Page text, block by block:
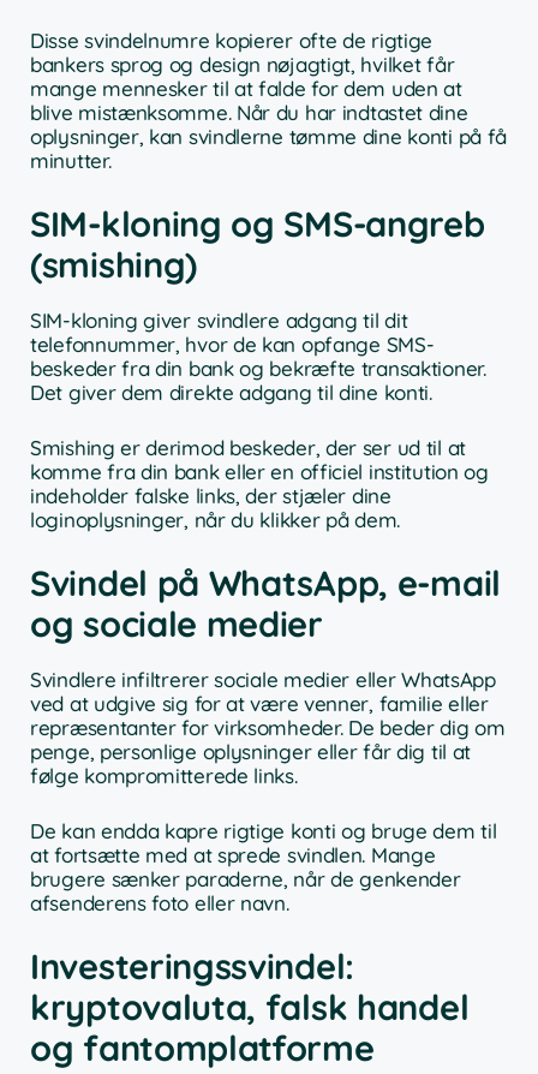
Disse svindelnumre kopierer ofte de rigtige
bankers sprog og design nøjagtigt, hvilket får
mange mennesker til at falde for dem uden at
blive mistænksomme. Når du har indtastet dine
oplysninger, kan svindlerne tømme dine konti på få
minutter.
SIM-kloning og SMS-angreb
(smishing)
SIM-kloning giver svindlere adgang til dit
telefonnummer, hvor de kan opfange SMS-
beskeder fra din bank og bekræfte transaktioner.
Det giver dem direkte adgang til dine konti.
Smishing er derimod beskeder, der ser ud til at
komme fra din bank eller en officiel institution og
indeholder falske links, der stjæler dine
loginoplysninger, når du klikker på dem.
Svindel på WhatsApp, e-mail
og sociale medier
Svindlere infiltrerer sociale medier eller WhatsApp
ved at udgive sig for at være venner, familie eller
repræsentanter for virksomheder. De beder dig om
penge, personlige oplysninger eller får dig til at
følge kompromitterede links.
De kan endda kapre rigtige konti og bruge dem til
at fortsætte med at sprede svindlen. Mange
brugere sænker paraderne, når de genkender
afsenderens foto eller navn.
Investeringssvindel:
kryptovaluta, falsk handel
og fantomplatforme